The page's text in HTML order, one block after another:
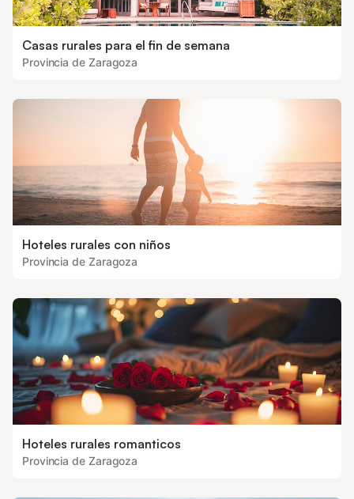
Casas rurales para el fin de semana
Provincia de Zaragoza
Hoteles rurales con niños
Provincia de Zaragoza
Hoteles rurales romanticos
Provincia de Zaragoza